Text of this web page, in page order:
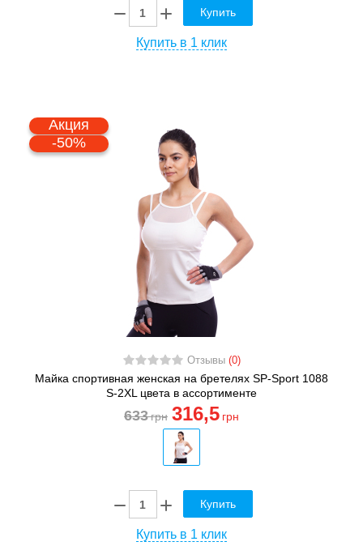
Купить
Купить в 1 клик
Акция
-50%
Отзывы (0)
Майка спортивная женская на бретелях SP-Sport 1088
S-2XL цвета в ассортименте
633грн 316,5 грн
Купить
Купить в 1 клик